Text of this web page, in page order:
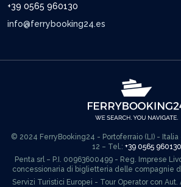
+39 0565 960130
info@ferrybooking24.es
© 2024 FerryBooking24 - Portoferraio (LI) - Italia
12 – Tel.: +39 0565 960130
Penta srl – P.I. 00963600499 - Reg. Imprese
concessionaria di biglietteria delle compagnie
Servizi Turistici Europei - Tour Operator con Aut.